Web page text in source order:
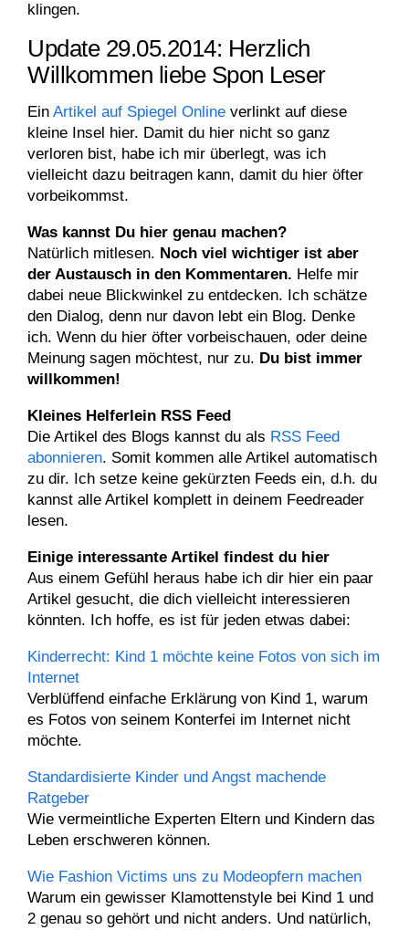
klingen.
Update 29.05.2014: Herzlich
Willkommen liebe Spon Leser
Ein Artikel auf Spiegel Online verlinkt auf diese
kleine Insel hier. Damit du hier nicht so ganz
verloren bist, habe ich mir überlegt, was ich
vielleicht dazu beitragen kann, damit du hier öfter
vorbeikommst.
Was kannst Du hier genau machen?
Natürlich mitlesen. Noch viel wichtiger ist aber
der Austausch in den Kommentaren. Helfe mir
dabei neue Blickwinkel zu entdecken. Ich schätze
den Dialog, denn nur davon lebt ein Blog. Denke
ich. Wenn du hier öfter vorbeischauen, oder deine
Meinung sagen möchtest, nur zu. Du bist immer
willkommen!
Kleines Helferlein RSS Feed
Die Artikel des Blogs kannst du als RSS Feed
abonnieren. Somit kommen alle Artikel automatisch
zu dir. Ich setze keine gekürzten Feeds ein, d.h. du
kannst alle Artikel komplett in deinem Feedreader
lesen.
Einige interessante Artikel findest du hier
Aus einem Gefühl heraus habe ich dir hier ein paar
Artikel gesucht, die dich vielleicht interessieren
könnten. Ich hoffe, es ist für jeden etwas dabei:
Kinderrecht: Kind 1 möchte keine Fotos von sich im
Internet
Verblüffend einfache Erklärung von Kind 1, warum
es Fotos von seinem Konterfei im Internet nicht
möchte.
Standardisierte Kinder und Angst machende
Ratgeber
Wie vermeintliche Experten Eltern und Kindern das
Leben erschweren können.
Wie Fashion Victims uns zu Modeopfern machen
Warum ein gewisser Klamottenstyle bei Kind 1 und
2 genau so gehört und nicht anders. Und natürlich,